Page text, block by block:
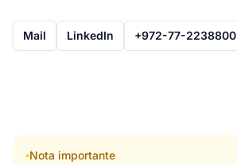
Mail LinkedIn +972-77-2238800
Nota importante